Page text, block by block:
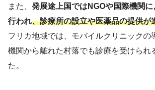
また、 発展途上国ではNGOや国際機関
行われ、診療所の設立や医薬品の提供が
フリカ地域では、モバイルクリニックの
機関から離れた村落でも診療を受けられ
た。